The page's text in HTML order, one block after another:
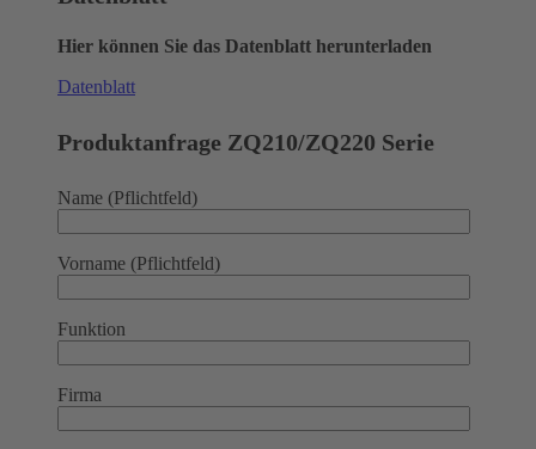
Hier können Sie das Datenblatt herunterladen
Datenblatt
Produktanfrage ZQ210/ZQ220 Serie
Name (Pflichtfeld)
Vorname (Pflichtfeld)
Funktion
Firma